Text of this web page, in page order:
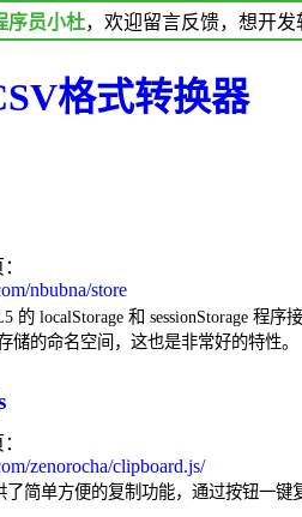
序员小杜，欢迎留言反馈，想开
格式转换器
nbubna/store
的 localStorage 和 sessionStorage 程
储的命名空间，这也是非常好的特性。
zenorocha/clipboard.js/
了简单方便的复制功能，通过按钮一键